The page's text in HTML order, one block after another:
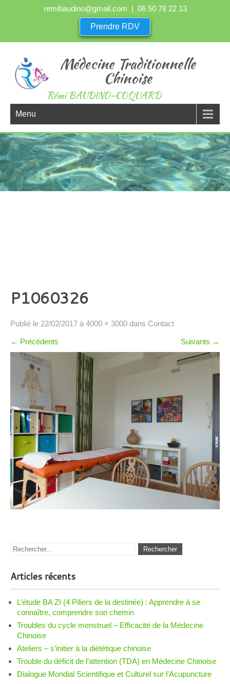
remibaudino@gmail.com | 06 50 78 22 13
Prendre RDV
Médecine Traditionnelle
Chinoise
Rémi BAUDINO-COQUARD
Menu
P1060326
Publié le 22/02/2017 à 4000 × 3000 dans Contact
← Précédents Suivants →
Articles récents
L’étude BA ZI (4 Piliers de la destinée) : Apprendre à se
connaître, comprendre son chemin
Troubles du cycle menstruel – Efficacité de la Médecine
Chinoise
Ateliers – s’initier à la diététique chinoise
Trouble du déficit de l’attention (TDA) en Médecine Chinoise
Dialogue Mondial Scientifique et Culturel sur l’Acupuncture